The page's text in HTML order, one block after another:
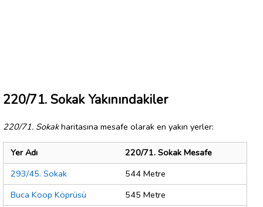
220/71. Sokak Yakınındakiler
220/71. Sokakharitasına mesafe olarak en yakın yerler:
Yer Adı
220/71. Sokak Mesafe
293/45. Sokak
544 Metre
Buca Koop Köprüsü
545 Metre